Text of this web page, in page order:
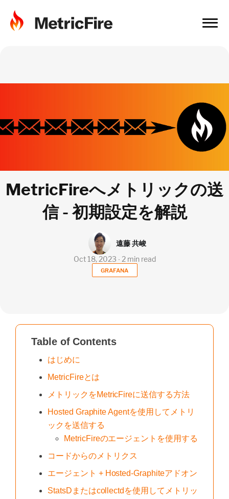
MetricFireへメトリックの送
信 - 初期設定を解説
GRAFANA
Oct 18, 2023 ∙ 2 min read
遠藤 共峻
Table of Contents
はじめに
MetricFireとは
メトリックをMetricFireに送信する方法
Hosted Graphite Agentを使用してメトリ
ックを送信する
MetricFireのエージェントを使用する
コードからのメトリクス
エージェント + Hosted-Graphiteアドオン
StatsDまたはcollectdを使用してメトリッ